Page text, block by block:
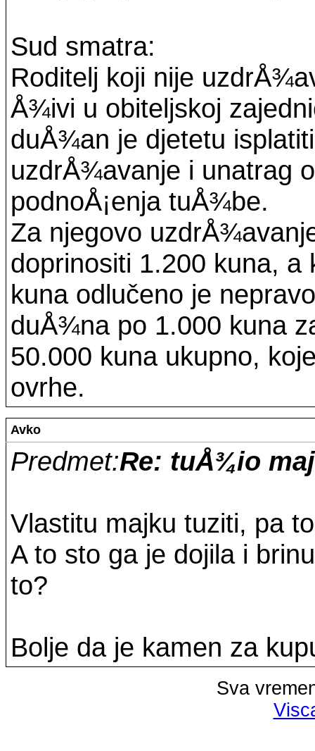
Sud smatra:
Roditelj koji nije
Å¾ivi u obiteljskoj
duÅ¾an je djetetu
uzdrÅ¾avanje i unatrag
podnoÅ¡enja tuÅ¾be.
Za njegovo
doprinositi 1.200 kuna, a
kuna odlučeno je
duÅ¾na po 1.000 kuna
50.000 kuna ukupno,
ovrhe.
Avko
Predmet:Re: tuÅ¾io
Vlastitu majku tuziti, pa
A to sto ga je dojila i
to?
Bolje da je kamen za
Sva